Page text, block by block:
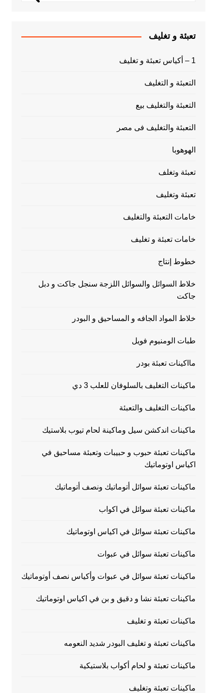
تعبئة و تغليف
1 – أكياس تعبئة و تغليف
التعبئة و التغليف
التعبئة والتغليف بيع
التعبئة والتغليف فى مصر
الهوهوبا
تعبئة وتغلف
تعبئة وتغليف
خامات التعبئة والتغليف
خامات تعبئة و تغليف
خطوط إنتاج
خلاط السوائل والسوائل اللزجة سنجل جاكت و دبل
جاكت
خلاط المواد الجافه و المساحيق و البودر
طبات الومنيوم فويل
مااكينات تعبئة بودر
ماكينات التغليف بالسلوفان للعلب 3 دي
ماكينات التغليف والتعبئة
ماكينات اندكشن سيل وماكينة لحام تيوب بلاستيك
ماكينات تعبئة حبوب و حبيبات وتعبئة مساحيق في
اكياس اوتوماتيك
ماكينات تعبئة سوائل أتوماتيك ونصف أتوماتيك
ماكينات تعبئة سوائل في اكواب
ماكينات تعبئة سوائل في اكياس اوتوماتيك
ماكينات تعبئة سوائل في عبوات
ماكينات تعبئة سوائل في عبوات وأكياس نصف أوتوماتيك
ماكينات تعبئة نشا و دقيق و بن في اكياس اوتوماتيك
ماكينات تعبئة و تغليف
ماكينات تعبئة و تغليف البودر شديد النعومه
ماكينات تعبئة و لحام أكواب بلاستيكية
ماكينات تعبئة وتغليف